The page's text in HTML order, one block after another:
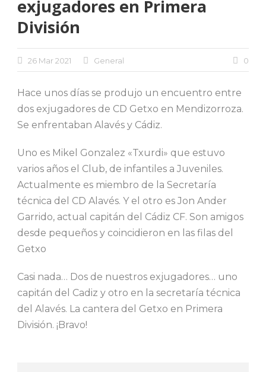
exjugadores en Primera
División
26 Mar 2021 General 0
Hace unos días se produjo un encuentro entre
dos exjugadores de CD Getxo en Mendizorroza.
Se enfrentaban Alavés y Cádiz.
Uno es Mikel Gonzalez «Txurdi» que estuvo
varios años el Club, de infantiles a Juveniles.
Actualmente es miembro de la Secretaría
técnica del CD Alavés. Y el otro es Jon Ander
Garrido, actual capitán del Cádiz CF. Son amigos
desde pequeños y coincidieron en las filas del
Getxo
Casi nada… Dos de nuestros exjugadores… uno
capitán del Cadiz y otro en la secretaría técnica
del Alavés. La cantera del Getxo en Primera
División. ¡Bravo!